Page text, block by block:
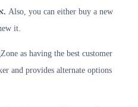
אחד יש מחיר שונה, מ-$15 ל-$69.99. Also, you can either buy a new
it.
as having the best customer
and provides alternate options